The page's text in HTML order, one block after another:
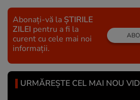
Abonați-vă la ȘTIRILE
ZILEI pentru a fi la
curent cu cele mai noi
informații.
URMĂREȘTE CEL MAI NOU